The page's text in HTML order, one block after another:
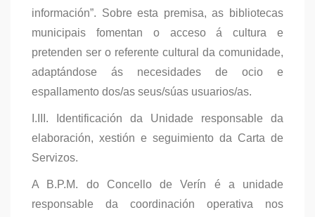
información”. Sobre esta premisa, as bibliotecas
municipais fomentan o acceso á cultura e
pretenden ser o referente cultural da comunidade,
adaptándose ás necesidades de ocio e
espallamento dos/as seus/súas usuarios/as.
I.III. Identificación da Unidade responsable da
elaboración, xestión e seguimiento da Carta de
Servizos.
A B.P.M. do Concello de Verín é a unidade
responsable da coordinación operativa nos